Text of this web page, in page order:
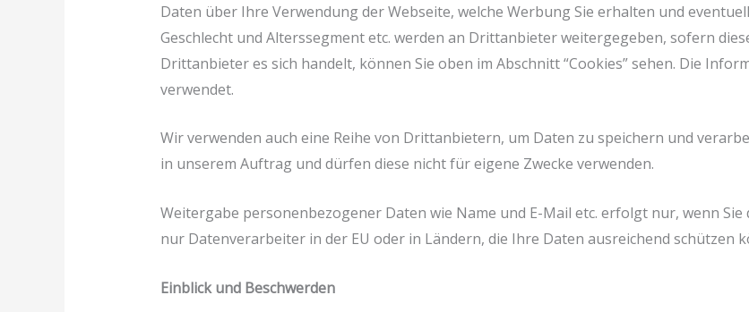
Daten über Ihre Verwendung der Webseite, welche Werbung Sie erhalten und
Geschlecht und Alterssegment etc. werden an Drittanbieter weitergegeben, sofern
Drittanbieter es sich handelt, können Sie oben im Abschnitt “Cookies” sehen. Die
verwendet.
Wir verwenden auch eine Reihe von Drittanbietern, um Daten zu speichern und
in unserem Auftrag und dürfen diese nicht für eigene Zwecke verwenden.
Weitergabe personenbezogener Daten wie Name und E-Mail etc. erfolgt nur, wenn
nur Datenverarbeiter in der EU oder in Ländern, die Ihre Daten ausreichend schützen
Einblick und Beschwerden